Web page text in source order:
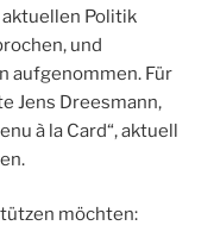
aktuellen Politik
und
aufgenommen. Für
Jens Dreesmann,
à la Card“, aktuell
möchten: